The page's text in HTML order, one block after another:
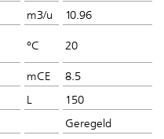
m3/u
10.96
°C 20
mCE
8.5
L
150
Geregeld